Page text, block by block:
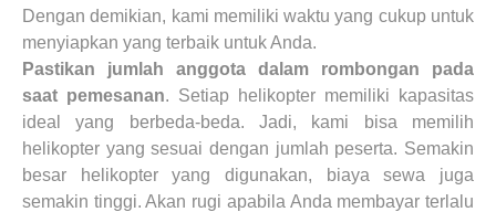
Dengan demikian, kami memiliki waktu yang cukup untuk
menyiapkan yang terbaik untuk Anda.
Pastikan jumlah anggota dalam rombongan pada
saat pemesanan. Setiap helikopter memiliki kapasitas
ideal yang berbeda-beda. Jadi, kami bisa memilih
helikopter yang sesuai dengan jumlah peserta. Semakin
besar
helikopteryang digunakan, biaya sewa juga
semakin tinggi. Akan rugi apabila Anda membayar terlalu